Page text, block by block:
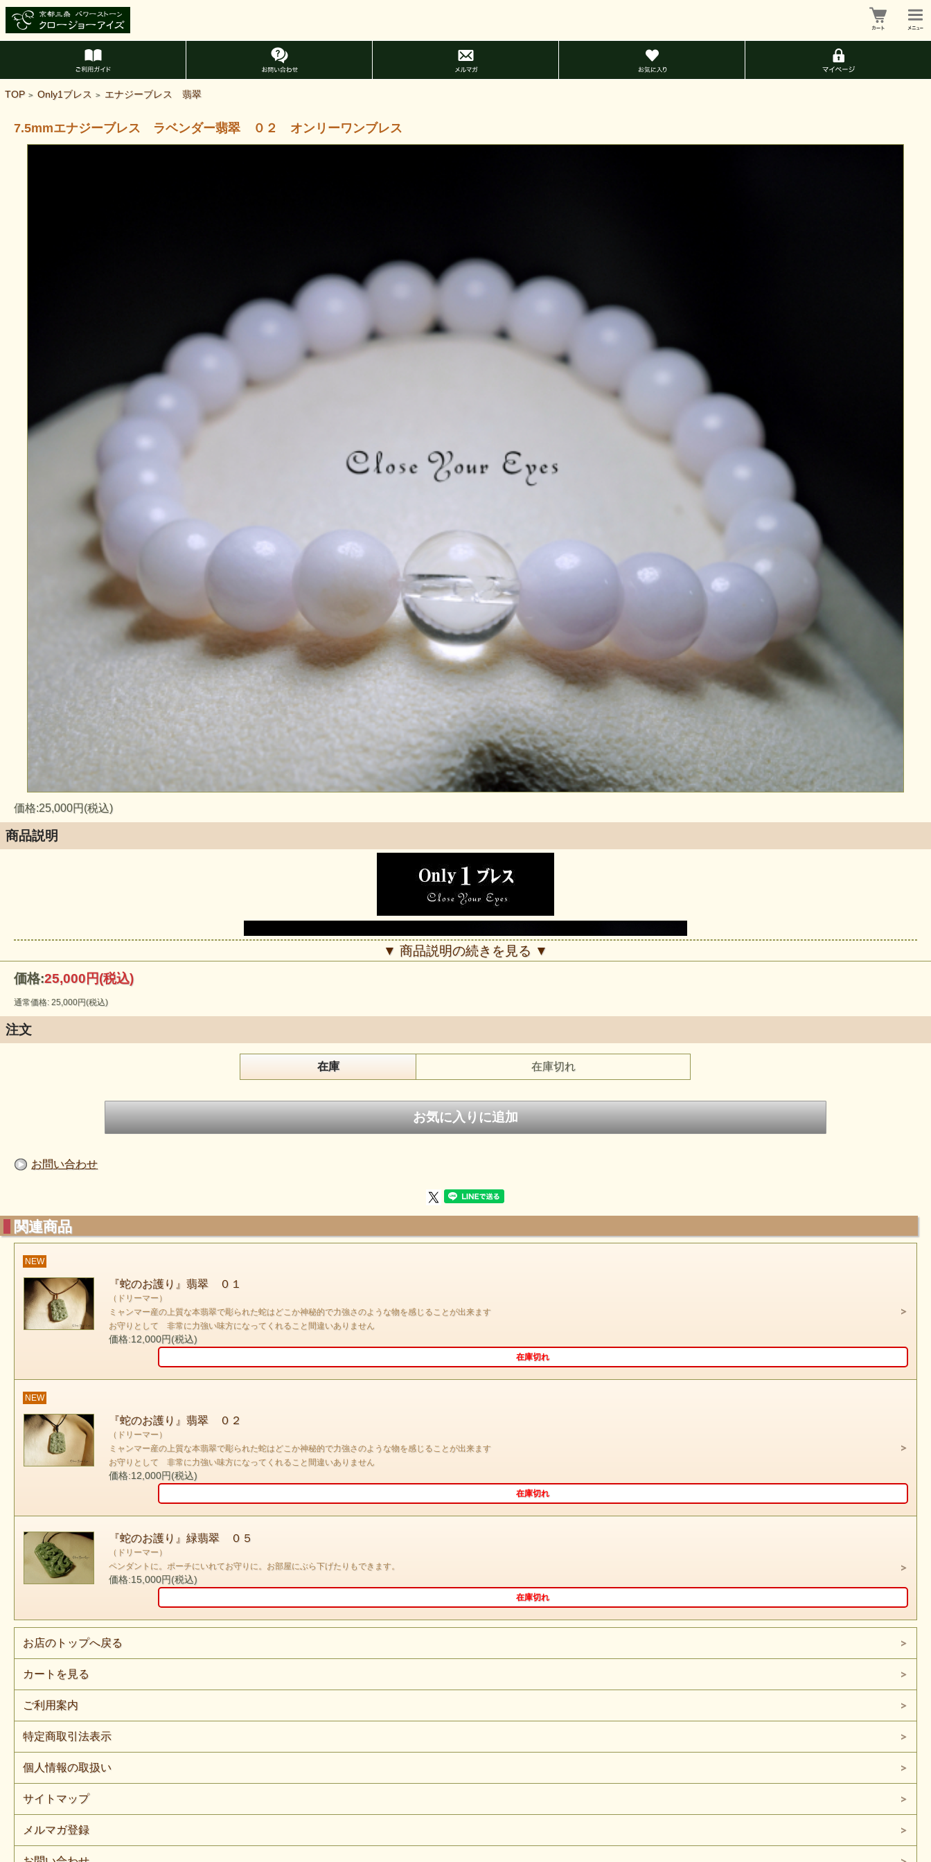
TOP > Only1ブレス > エナジーブレス 翡翠
7.5mmエナジーブレス ラベンダー翡翠 ０２ オンリーワンブレス
価格:25,000円(税込)
商品説明
翡翠は一般的な印象では
白や緑ですが今回の物は希少なラベンダー色です
その色感は非常に繊細で上品で またどこか霊的な
雰囲気もあり 特別な感じがあります
▼ 商品説明の続きを見る ▼
価格:25,000円(税込)
通常価格: 25,000円(税込)
注文
在庫 在庫切れ
お問い合わせ
関連商品
NEW
『蛇のお護り』翡翠 ０１
（ドリーマー）
ミャンマー産の上質な本翡翠で彫られた蛇はどこか神秘的で力強さのような物を感じることが出来ます
お守りとして 非常に力強い味方になってくれること間違いありません
価格:12,000円(税込)
在庫切れ
NEW
『蛇のお護り』翡翠 ０２
（ドリーマー）
ミャンマー産の上質な本翡翠で彫られた蛇はどこか神秘的で力強さのような物を感じることが出来ます
お守りとして 非常に力強い味方になってくれること間違いありません
価格:12,000円(税込)
在庫切れ
『蛇のお護り』緑翡翠 ０５
（ドリーマー）
ペンダントに。ポーチにいれてお守りに。お部屋にぶら下げたりもできます。
価格:15,000円(税込)
在庫切れ
お店のトップへ戻る
カートを見る
ご利用案内
特定商取引法表示
個人情報の取扱い
サイトマップ
メルマガ登録